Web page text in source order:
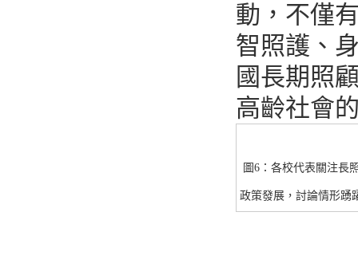
動，不僅
智照護、
國長期照
高齡社會
圖6：各校代表關注長
政策發展，討論情形踴